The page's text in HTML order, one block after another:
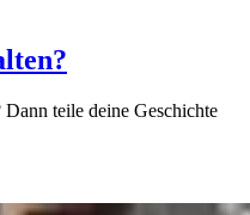
teile deine Geschichte